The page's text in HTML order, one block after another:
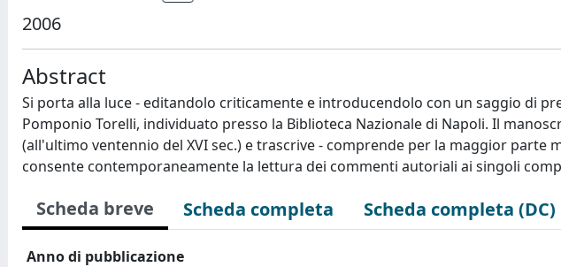
2006
Abstract
Si porta alla luce - editandolo criticamente e introducendolo con un saggio di
Pomponio Torelli, individuato presso la Biblioteca Nazionale di Napoli. Il
(all'ultimo ventennio del XVI sec.) e trascrive - comprende per la maggior parte
consente contemporaneamente la lettura dei commenti autoriali ai singoli
Scheda breve Scheda completa Scheda completa (DC)
Anno di pubblicazione